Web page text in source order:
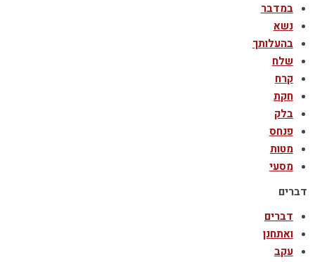
במדבר
נשא
בהעלותך
שלח
קרח
חקת
בלק
פנחס
מטות
מסעי
דברים
דברים
ואתחנן
עקב